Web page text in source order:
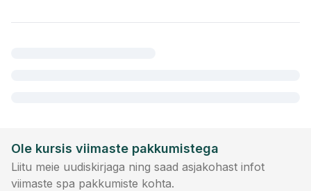
Ole kursis viimaste pakkumistega
Liitu meie uudiskirjaga ning saad asjakohast infot
viimaste spa pakkumiste kohta.